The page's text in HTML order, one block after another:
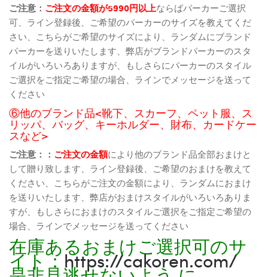
ご注意： ご注文の金額が5990円以上ならばパーカーご選択
可、ライン登録後、ご希望のパーカーのサイズを教えてくだ
さい、こちらがご希望のサイズにより、ランダムにブランド
パーカーを送りいたします、弊店がブランドパーカーのスタ
イルがいろいろありますが、もしさらにパーカーのスタイル
ご選択をご指定ご希望の場合、ラインでメッセージを送って
ください
⑥他のブランド品<靴下、スカーフ、ペット服、ス
リッパ、バッグ、キーホルダー、財布、カードケー
スなど>
ご注意：： ご注文の金額により他のブランド品全部おまけと
して贈り致します、ライン登録後、ご希望のおまけを教えて
ください、こちらがご注文の金額により、ランダムにおまけ
を送りいたします、弊店がおまけスタイルがいろいろありま
すが、もしさらにおまけのスタイルご選択をご指定ご希望の
場合、ラインでメッセージを送ってください
在庫あるおまけご選択可のサ
イト：https://cakoren.com/